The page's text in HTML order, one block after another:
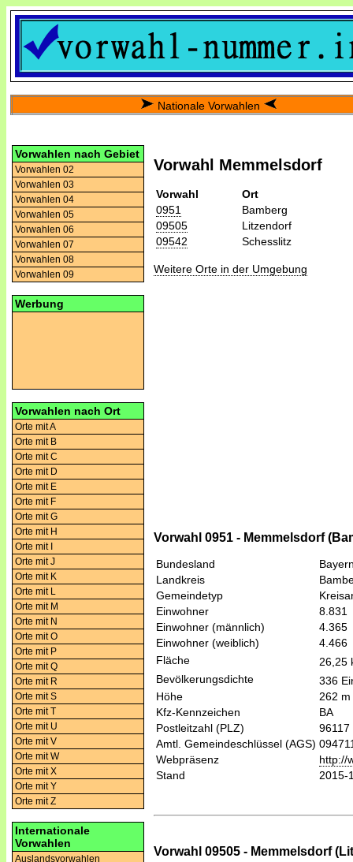
Nationale Vorwahlen
Vorwahlen nach Gebiet
Vorwahlen 02
Vorwahlen 03
Vorwahlen 04
Vorwahlen 05
Vorwahlen 06
Vorwahlen 07
Vorwahlen 08
Vorwahlen 09
Werbung
Vorwahlen nach Ort
Orte mit A
Orte mit B
Orte mit C
Orte mit D
Orte mit E
Orte mit F
Orte mit G
Orte mit H
Orte mit I
Orte mit J
Orte mit K
Orte mit L
Orte mit M
Orte mit N
Orte mit O
Orte mit P
Orte mit Q
Orte mit R
Orte mit S
Orte mit T
Orte mit U
Orte mit V
Orte mit W
Orte mit X
Orte mit Y
Orte mit Z
Internationale
Vorwahlen
Auslandsvorwahlen
Vorwahl Memmelsdorf
Vorwahl
Ort
0951
Bamberg
09505
Litzendorf
09542
Schesslitz
Weitere Orte in der Umgebung
Vorwahl 0951 - Memmelsdorf
Bundesland
Landkreis
Gemeindetyp
Einwohner
8.831
Einwohner (männlich)
4.365
Einwohner (weiblich)
4.466
Fläche
26,25
Bevölkerungsdichte
336
Höhe
262
Kfz-Kennzeichen
BA
Postleitzahl (PLZ)
96117
Amtl. Gemeindeschlüssel (AGS)
Webpräsenz
http://
Stand
2015-
Vorwahl 09505 - Memmelsdorf